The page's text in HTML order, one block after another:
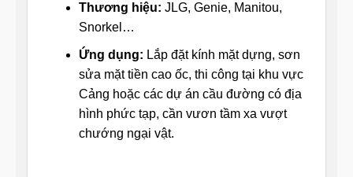
Thương hiệu: JLG, Genie, Manitou,
Snorkel…
Ứng dụng: Lắp đặt kính mặt dựng, sơn
sửa mặt tiền cao ốc, thi công tại khu vực
Cảng hoặc các dự án cầu đường có địa
hình phức tạp, cần vươn tầm xa vượt
chướng ngại vật.